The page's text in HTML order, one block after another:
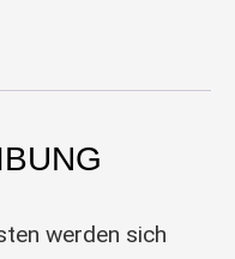
werden sich